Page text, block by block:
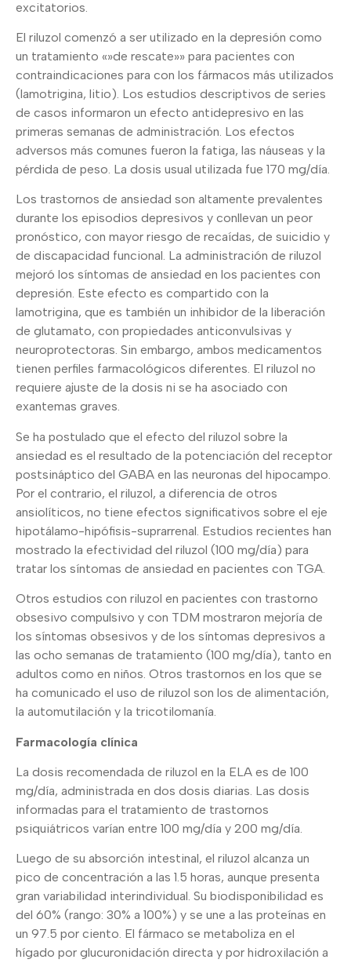
excitatorios.
El riluzol comenzó a ser utilizado en la depresión como
un tratamiento «»de rescate»» para pacientes con
contraindicaciones para con los fármacos más utilizados
(lamotrigina, litio). Los estudios descriptivos de series
de casos informaron un efecto antidepresivo en las
primeras semanas de administración. Los efectos
adversos más comunes fueron la fatiga, las náuseas y la
pérdida de peso. La dosis usual utilizada fue 170 mg/día.
Los trastornos de ansiedad son altamente prevalentes
durante los episodios depresivos y conllevan un peor
pronóstico, con mayor riesgo de recaídas, de suicidio y
de discapacidad funcional. La administración de riluzol
mejoró los síntomas de ansiedad en los pacientes con
depresión. Este efecto es compartido con la
lamotrigina, que es también un inhibidor de la liberación
de glutamato, con propiedades anticonvulsivas y
neuroprotectoras. Sin embargo, ambos medicamentos
tienen perfiles farmacológicos diferentes. El riluzol no
requiere ajuste de la dosis ni se ha asociado con
exantemas graves.
Se ha postulado que el efecto del riluzol sobre la
ansiedad es el resultado de la potenciación del receptor
postsináptico del GABA en las neuronas del hipocampo.
Por el contrario, el riluzol, a diferencia de otros
ansiolíticos, no tiene efectos significativos sobre el eje
hipotálamo-hipófisis-suprarrenal. Estudios recientes han
mostrado la efectividad del riluzol (100 mg/día) para
tratar los síntomas de ansiedad en pacientes con TGA.
Otros estudios con riluzol en pacientes con trastorno
obsesivo compulsivo y con TDM mostraron mejoría de
los síntomas obsesivos y de los síntomas depresivos a
las ocho semanas de tratamiento (100 mg/día), tanto en
adultos como en niños. Otros trastornos en los que se
ha comunicado el uso de riluzol son los de alimentación,
la automutilación y la tricotilomanía.
Farmacología clínica
La dosis recomendada de riluzol en la ELA es de 100
mg/día, administrada en dos dosis diarias. Las dosis
informadas para el tratamiento de trastornos
psiquiátricos varían entre 100 mg/día y 200 mg/día.
Luego de su absorción intestinal, el riluzol alcanza un
pico de concentración a las 1.5 horas, aunque presenta
gran variabilidad interindividual. Su biodisponibilidad es
del 60% (rango: 30% a 100%) y se une a las proteínas en
un 97.5 por ciento. El fármaco se metaboliza en el
hígado por glucuronidación directa y por hidroxilación a